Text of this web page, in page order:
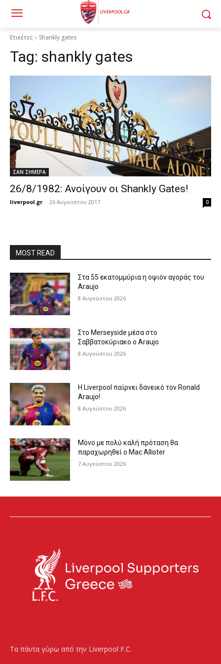
Ετικέτες Shankly gates
Tag: shankly gates
ΣΑΝ ΣΗΜΕΡΑ
26/8/1982: Ανοίγουν οι Shankly Gates!
liverpool.gr - 26 Αυγούστου 2017 0
MOST READ
Στα 55 εκατομμύρια η οψιόν αγοράς του
Araujo
8 Αυγούστου 2026
Στο Merseyside μέσα στο
Σαββατοκύριακο ο Araujo
8 Αυγούστου 2026
Η Liverpool παίρνει δανεικό τον Ronald
Araujo!
8 Αυγούστου 2026
Μόνο με πολύ καλή πρόταση θα
παραχωρηθεί ο Mac Allister
7 Αυγούστου 2026
Τα πάντα γύρω από την Liverpool F.C.